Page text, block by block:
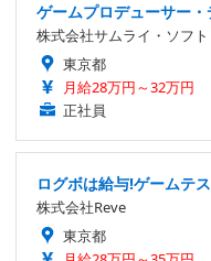
ゲームプロデューサー
株式会社サムライ・ソフト
東京都
月給28万円～32万円
正社員
ログボは給与!ゲームテ
株式会社Reve
東京都